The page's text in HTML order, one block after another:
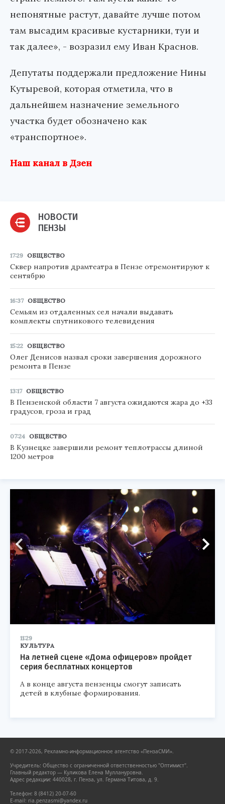
непонятные растут, давайте лучше потом
там высадим красивые кустарники, туи и
так далее», - возразил ему Иван Краснов.
Депутаты поддержали предложение Нины
Кутыревой, которая отметила, что в
дальнейшем назначение земельного
участка будет обозначено как
«транспортное».
Наш канал в Дзен
НОВОСТИ
ПЕНЗЫ
17:29 ОБЩЕСТВО
Сквер напротив драмтеатра в Пензе отремонтируют к
сентябрю
16:37 ОБЩЕСТВО
Семьям из отдаленных сел начали выдавать
комплекты спутникового телевидения
15:22 ОБЩЕСТВО
Олег Денисов назвал сроки завершения дорожного
ремонта в Пензе
13:17 ОБЩЕСТВО
В Пензенской области 7 августа ожидаются жара до +33
градусов, гроза и град
07:24 ОБЩЕСТВО
В Кузнецке завершили ремонт теплотрассы длиной
1200 метров
11:29
КУЛЬТУРА
На летней сцене «Дома офицеров» пройдет
серия бесплатных концертов
А в конце августа пензенцы смогут записать
детей в клубные формирования.
© 2017-2026, Рекламно-информационное агентство «ПензаСМИ».
Учредитель: Общество с ограниченной ответственностью "Оптимист".
Главный редактор — Куликова Елена Муллануровна.
Адрес редакции: 440028, г. Пенза, ул. Германа Титова, д. 9.
Телефон: 8 (8412) 20-07-60
E-mail: ria.penzasmi@yandex.ru